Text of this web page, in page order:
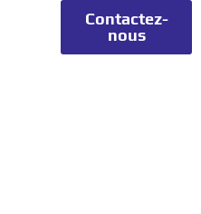
Contactez-
nous